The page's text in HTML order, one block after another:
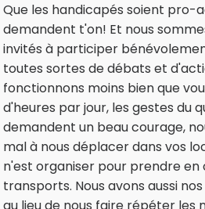
Que les handicapés soient pro-
demandent t'on! Et nous
invités à participer
toutes sortes de débats et
fonctionnons moins bien que
d'heures par jour, les gestes du
demandent un beau courage,
mal à nous déplacer dans vos
n'est organiser pour prendre en
transports. Nous avons aussi